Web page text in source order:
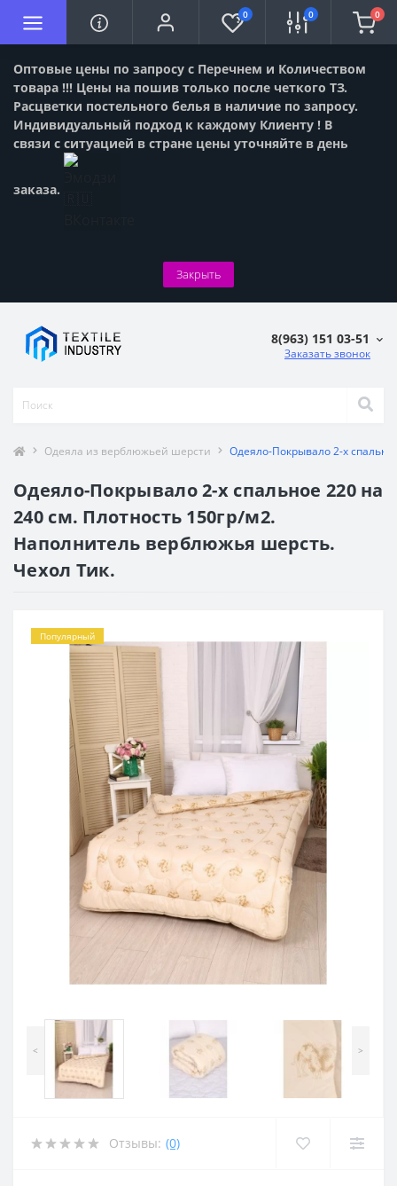
Оптовые цены по запросу с Перечнем и Количеством
товара !!! Цены на пошив только после четкого ТЗ.
Расцветки постельного белья в наличие по запросу.
Индивидуальный подход к каждому Клиенту ! В
связи с ситуацией в стране цены уточняйте в день
заказа.
Закрыть
0 0 0
8(963) 151 03-51
Заказать звонок
Одеяла из верблюжьей шерсти Одеяло-Покрывало 2-х
Одеяло-Покрывало 2-х спальное 220 на
240 см. Плотность 150гр/м2.
Наполнитель верблюжья шерсть.
Чехол Тик.
Популярный
< >
Отзывы: (0)